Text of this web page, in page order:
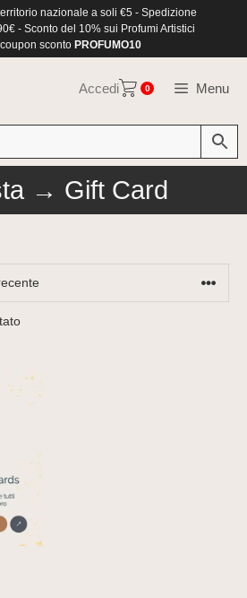
nazionale a soli €5 - Spedizione
- Sconto del 10% sui Profumi Artistici
sconto PROFUMO10
Menu
Accedi 0
→ Gift Card